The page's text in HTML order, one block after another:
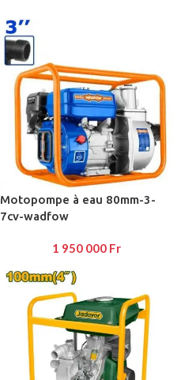
Motopompe à eau 80mm-3-
7cv-wadfow
1 950 000 Fr